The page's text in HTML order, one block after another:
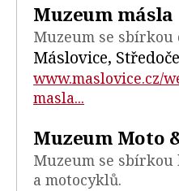
Muzeum másla
Muzeum se sbírkou
Máslovice,
www.maslovice.cz/
masla...
Muzeum Moto
Muzeum se
a motocyklů.